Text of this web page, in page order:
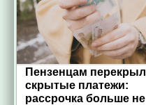
Пензенцам
скрытые платежи:
рассрочка больше не